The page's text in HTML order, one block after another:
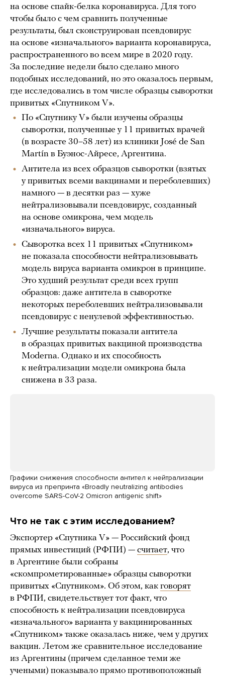
на основе спайк-белка коронавируса. Для того
чтобы было с чем сравнить полученные
результаты, был сконструирован псевдовирус
на основе «изначального» варианта коронавируса,
распространенного во всем мире в 2020 году.
За последние недели было сделано много
подобных исследований, но это оказалось первым,
где исследовались в том числе образцы сыворотки
привитых «Спутником V».
По «Спутнику V» были изучены образцы
сыворотки, полученные у 11 привитых врачей
(в возрасте 30–58 лет) из клиники José de San
Martín в Буэнос-Айресе, Аргентина.
Антитела из всех образцов сыворотки (взятых
у привитых всеми вакцинами и переболевших)
намного — в десятки раз — хуже
нейтрализовывали псевдовирус, созданный
на основе омикрона, чем модель
«изначального» вируса.
Сыворотка всех 11 привитых «Спутником»
не показала способности нейтрализовывать
модель вируса варианта омикрон в принципе.
Это худший результат среди всех групп
образцов: даже антитела в сыворотке
некоторых переболевших нейтрализовывали
псевдовирус с ненулевой эффективностью.
Лучшие результаты показали антитела
в образцах привитых вакциной производства
Moderna. Однако и их способность
к нейтрализации модели омикрона была
снижена в 33 раза.
Графики снижения способности антител к нейтрализации
вируса из препринта «Broadly neutralizing antibodies
overcome SARS-CoV-2 Omicron antigenic shift»
Что не так с этим исследованием?
Экспортер «Спутника V» — Российский фонд
прямых инвестиций (РФПИ) — считает, что
в Аргентине были собраны
«скомпрометированные» образцы сыворотки
привитых «Спутником». Об этом, как говорят
в РФПИ, свидетельствует тот факт, что
способность к нейтрализации псевдовируса
«изначального» варианта у вакцинированных
«Спутником» также оказалась ниже, чем у других
вакцин. Летом же сравнительное исследование
из Аргентины (причем сделанное теми же
учеными) показывало прямо противоположный